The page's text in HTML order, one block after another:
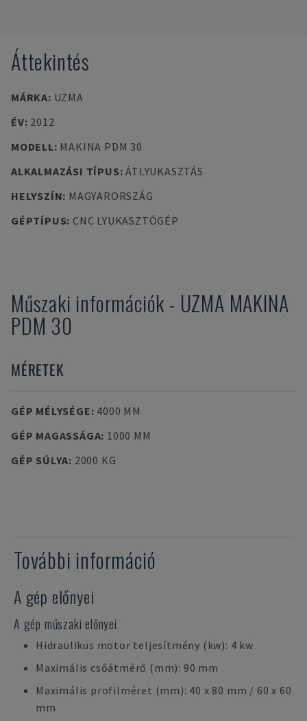
Áttekintés
MÁRKA: UZMA
ÉV: 2012
MODELL: MAKINA PDM 30
ALKALMAZÁSI TÍPUS:ÁTLYUKASZTÁS
HELYSZÍN: MAGYARORSZÁG
GÉPTÍPUS: CNC LYUKASZTÓGÉP
Műszaki információk - UZMA MAKINA
PDM 30
MÉRETEK
GÉP MÉLYSÉGE: 4000 MM
GÉP MAGASSÁGA: 1000 MM
GÉP SÚLYA: 2000 KG
További információ
A gép előnyei
A gép műszaki előnyei
Hidraulikus motor teljesítmény (kw): 4 kw
Maximális csőátmérő (mm): 90 mm
Maximális profilméret (mm): 40 x 80 mm / 60 x 60
mm